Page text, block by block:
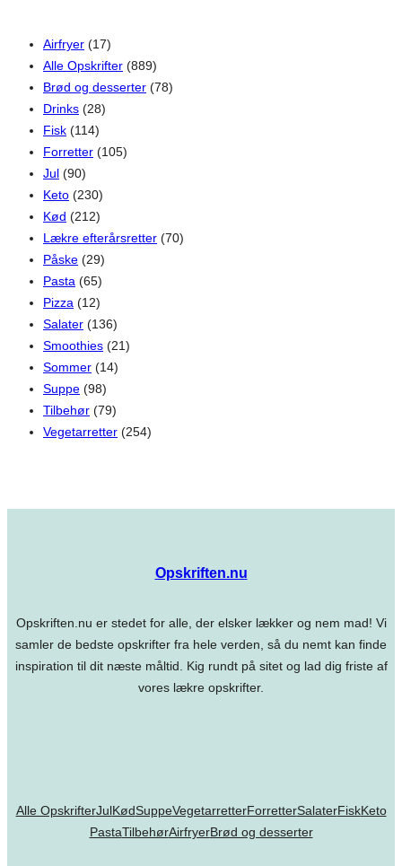
Airfryer (17)
Alle Opskrifter (889)
Brød og desserter (78)
Drinks (28)
Fisk (114)
Forretter (105)
Jul (90)
Keto (230)
Kød (212)
Lækre efterårsretter (70)
Påske (29)
Pasta (65)
Pizza (12)
Salater (136)
Smoothies (21)
Sommer (14)
Suppe (98)
Tilbehør (79)
Vegetarretter (254)
Opskriften.nu
Opskriften.nu er stedet for alle, der elsker lækker og nem mad! Vi
samler de bedste opskrifter fra hele verden, så du nemt kan finde
inspiration til dit næste måltid. Kig rundt på sitet og lad dig friste af
vores lækre opskrifter.
Alle OpskrifterJulKødSuppeVegetarretterForretterSalaterFiskKeto
PastaTilbehørAirfryerBrød og desserter